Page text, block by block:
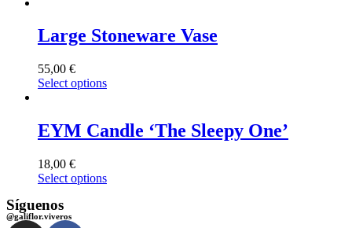
Large Stoneware Vase
55,00 €
Select options
EYM Candle ‘The Sleepy One’
18,00 €
Select options
Síguenos
@galiflor.viveros